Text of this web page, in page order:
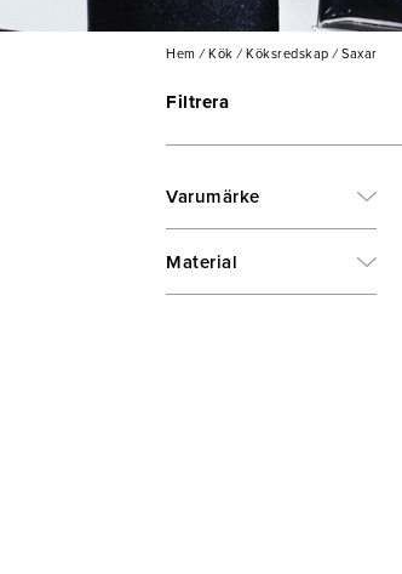
Grillskrapor & borstar Glass-& mosskopor
Hem / Kök / Köksredskap / Saxar
Filtrera
Varumärke
Material